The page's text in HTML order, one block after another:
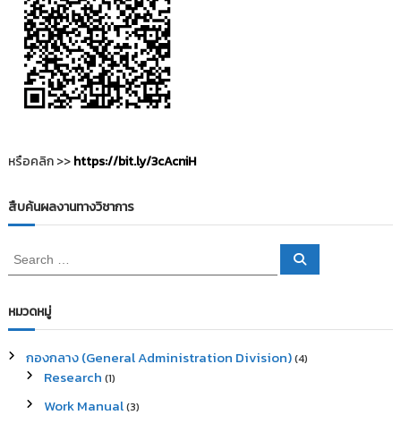
หรือคลิก >>https://bit.ly/3cAcniH
สืบค้นผลงานทางวิชาการ
e
r
c
f
S
หมวดหมู่
กองกลาง (General Administration Division)(4)
Research (1)
Work Manual(3)